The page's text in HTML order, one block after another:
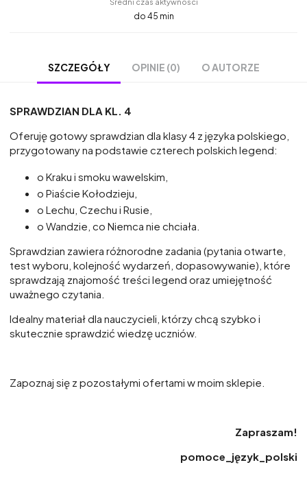
do 45 min
SZCZEGÓŁY OPINIE (0) O AUTORZE
SPRAWDZIAN DLA KL. 4
Oferuję gotowy sprawdzian dla klasy 4 z języka polskiego,
przygotowany na podstawie czterech polskich legend:
o Kraku i smoku wawelskim,
o Piaście Kołodzieju,
o Lechu, Czechu i Rusie,
o Wandzie, co Niemca nie chciała.
Sprawdzian zawiera różnorodne zadania (pytania otwarte,
test wyboru, kolejność wydarzeń, dopasowywanie), które
sprawdzają znajomość treści legend oraz umiejętność
uważnego czytania.
Idealny materiał dla nauczycieli, którzy chcą szybko i
skutecznie sprawdzić wiedzę uczniów.
Zapoznaj się z pozostałymi ofertami w moim sklepie.
Zapraszam!
pomoce_język_polski